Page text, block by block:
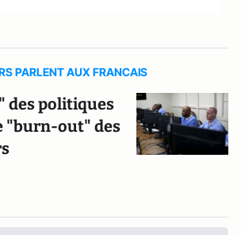
PARLENT AUX FRANCAIS
des politiques
"burn-out" des